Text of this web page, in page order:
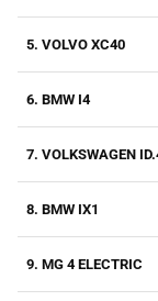
5. VOLVO XC40
6. BMW I4
7. VOLKSWAGEN
8. BMW IX1
9. MG 4 ELECTRIC